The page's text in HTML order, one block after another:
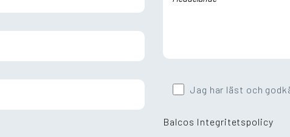
Jag har läst och
Balcos Integritetspolicy